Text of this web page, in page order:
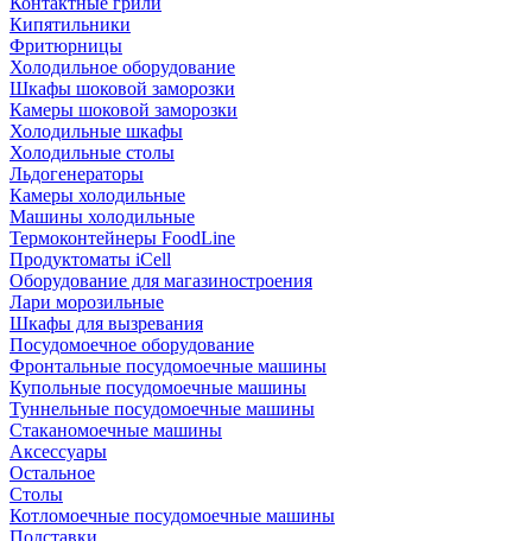
Кипятильники
Фритюрницы
Холодильное оборудование
Шкафы шоковой заморозки
Камеры шоковой заморозки
Холодильные шкафы
Холодильные столы
Льдогенераторы
Камеры холодильные
Машины холодильные
Термоконтейнеры FoodLine
Продуктоматы iCell
Оборудование для магазиностроения
Лари морозильные
Шкафы для вызревания
Посудомоечное оборудование
Фронтальные посудомоечные машины
Купольные посудомоечные машины
Туннельные посудомоечные машины
Стаканомоечные машины
Аксессуары
Остальное
Столы
Котломоечные посудомоечные машины
Подставки